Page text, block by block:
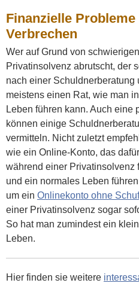
Finanzielle
Verbrechen
Wer auf Grund von
Privatinsolvenz abrutscht, der
nach einer Schuldnerberatung
meistens einen Rat, wie man
Leben führen kann. Auch eine
können einige
vermitteln. Nicht zuletzt
wie ein Online-Konto, das
während einer
und ein normales Leben
um ein Onlinekonto ohne
einer Privatinsolvenz sogar
So hat man zumindest ein
Leben.
Hier finden sie weitere